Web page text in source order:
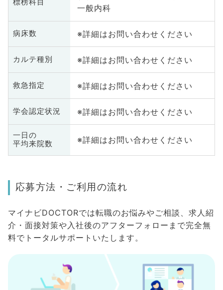
一般内科
病床数 ※詳細はお問い合わせください
カルテ種別 ※詳細はお問い合わせください
救急指定 ※詳細はお問い合わせください
学会認定状況 ※詳細はお問い合わせください
一日の
平均来院数
※詳細はお問い合わせください
応募方法・ご利用の流れ
マイナビDOCTORでは転職のお悩みやご相談、求人紹
介・面接対策や入社後のアフターフォローまで完全無
料でトータルサポートいたします。